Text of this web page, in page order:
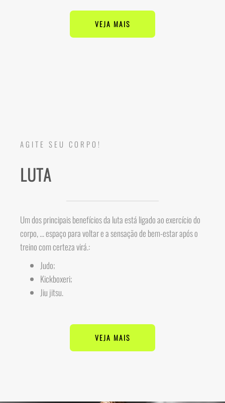
VEJA MAIS
AGITE SEU CORPO!
LUTA
Um dos principais benefícios da luta está ligado ao exercício do
corpo, ... espaço para voltar e a sensação de bem-estar após o
treino com certeza virá.:
Judo;
Kickboxeri;
Jiu jitsu.
VEJA MAIS